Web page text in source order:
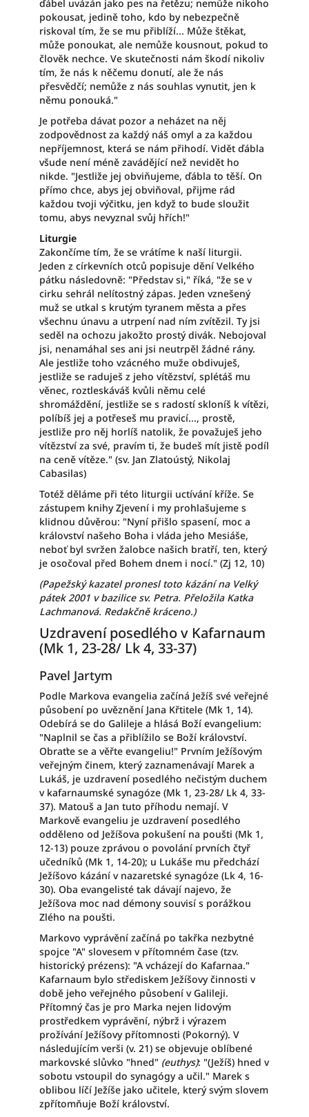
ďábel uvázán jako pes na řetězu; nemůže nikoho
pokousat, jedině toho, kdo by nebezpečně
riskoval tím, že se mu přiblíží... Může štěkat,
může ponoukat, ale nemůže kousnout, pokud to
člověk nechce. Ve skutečnosti nám škodí nikoliv
tím, že nás k něčemu donutí, ale že nás
přesvědčí; nemůže z nás souhlas vynutit, jen k
němu ponouká."
Je potřeba dávat pozor a neházet na něj
zodpovědnost za každý náš omyl a za každou
nepříjemnost, která se nám přihodí. Vidět ďábla
všude není méně zavádějící než nevidět ho
nikde. "Jestliže jej obviňujeme, ďábla to těší. On
přímo chce, abys jej obviňoval, přijme rád
každou tvoji výčitku, jen když to bude sloužit
tomu, abys nevyznal svůj hřích!"
Liturgie
Zakončíme tím, že se vrátíme k naší liturgii.
Jeden z církevních otců popisuje dění Velkého
pátku následovně: "Představ si," říká, "že se v
cirku sehrál nelítostný zápas. Jeden vznešený
muž se utkal s krutým tyranem města a přes
všechnu únavu a utrpení nad ním zvítězil. Ty jsi
seděl na ochozu jakožto prostý divák. Nebojoval
jsi, nenamáhal ses ani jsi neutrpěl žádné rány.
Ale jestliže toho vzácného muže obdivuješ,
jestliže se raduješ z jeho vítězství, splétáš mu
věnec, roztleskáváš kvůli němu celé
shromáždění, jestliže se s radostí skloníš k vítězi,
políbíš jej a potřeseš mu pravicí..., prostě,
jestliže pro něj horlíš natolik, že považuješ jeho
vítězství za své, pravím ti, že budeš mít jistě podíl
na ceně vítěze." (sv. Jan Zlatoústý, Nikolaj
Cabasilas)
Totéž děláme při této liturgii uctívání kříže. Se
zástupem knihy Zjevení i my prohlašujeme s
klidnou důvěrou: "Nyní přišlo spasení, moc a
království našeho Boha i vláda jeho Mesiáše,
neboť byl svržen žalobce našich bratří, ten, který
je osočoval před Bohem dnem i nocí." (Zj 12, 10)
(Papežský kazatel pronesl toto kázání na Velký
pátek 2001 v bazilice sv. Petra. Přeložila Katka
Lachmanová. Redakčně kráceno.)
Uzdravení posedlého v Kafarnaum
(Mk 1, 23-28/ Lk 4, 33-37)
Pavel Jartym
Podle Markova evangelia začíná Ježíš své veřejné
působení po uvěznění Jana Křtitele (Mk 1, 14).
Odebírá se do Galileje a hlásá Boží evangelium:
"Naplnil se čas a přiblížilo se Boží království.
Obraťte se a věřte evangeliu!" Prvním Ježíšovým
veřejným činem, který zaznamenávají Marek a
Lukáš, je uzdravení posedlého nečistým duchem
v kafarnaumské synagóze (Mk 1, 23-28/ Lk 4, 33-
37). Matouš a Jan tuto příhodu nemají. V
Markově evangeliu je uzdravení posedlého
odděleno od Ježíšova pokušení na poušti (Mk 1,
12-13) pouze zprávou o povolání prvních čtyř
učedníků (Mk 1, 14-20); u Lukáše mu předchází
Ježíšovo kázání v nazaretské synagóze (Lk 4, 16-
30). Oba evangelisté tak dávají najevo, že
Ježíšova moc nad démony souvisí s porážkou
Zlého na poušti.
Markovo vyprávění začíná po takřka nezbytné
spojce "A" slovesem v přítomném čase (tzv.
historický prézens): "A vcházejí do Kafarnaa."
Kafarnaum bylo střediskem Ježíšovy činnosti v
době jeho veřejného působení v Galileji.
Přítomný čas je pro Marka nejen lidovým
prostředkem vyprávění, nýbrž i výrazem
prožívání Ježíšovy přítomnosti (Pokorný). V
následujícím verši (v. 21) se objevuje oblíbené
markovské slůvko "hned" (euthys): "(Ježíš) hned v
sobotu vstoupil do synagógy a učil." Marek s
oblibou líčí Ježíše jako učitele, který svým slovem
zpřítomňuje Boží království.